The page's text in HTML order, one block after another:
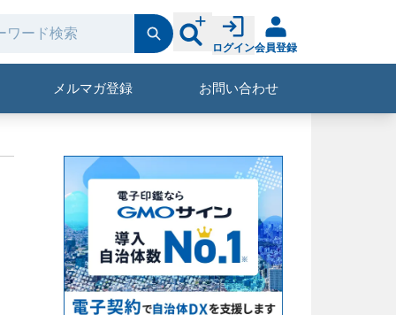
ログイン会員登録
メルマガ登録 お問い合わせ